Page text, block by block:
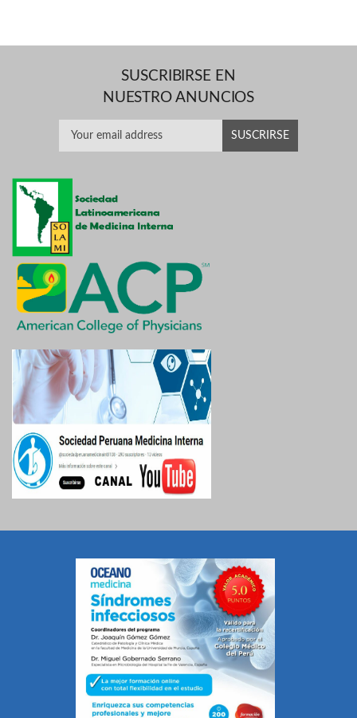
SUSCRIBIRSE EN
NUESTRO ANUNCIOS